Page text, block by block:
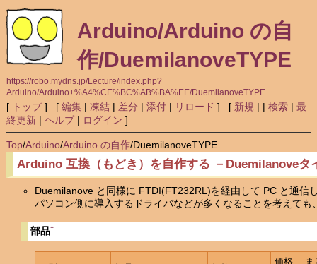
Arduino/Arduino の自
作/DuemilanoveTYPE
https://robo.mydns.jp/Lecture/index.php?
Arduino/Arduino+%A4%CE%BC%AB%BA%EE/DuemilanoveTYPE
[ トップ] [ 編集| 凍結 | 差分 | 添付| リロード ] [ 新規 | | 検索| 最
終更新| ヘルプ| ログイン ]
Top/Arduino/Arduino の自作/DuemilanoveTYPE
Arduino 互換（もどき）を自作する －Duemilanoveタ
Duemilanove と同様に FTDI(FT232RL)を経由して PC と通信
パソコン側に導入するドライバなどが多くなることを考えても
部品†
価格
ま